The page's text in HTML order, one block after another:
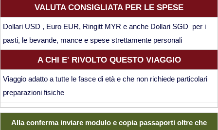
VALUTA CONSIGLIATA PER LE SPESE
Dollari USD , Euro EUR, Ringitt MYR e anche Dollari SGD per i
pasti, le bevande, mance e spese strettamente personali
A CHI E' RIVOLTO QUESTO VIAGGIO
Viaggio adatto a tutte le fasce di età e che non richiede particolari
preparazioni fisiche
Alla conferma inviare modulo e copia passaporti oltre che